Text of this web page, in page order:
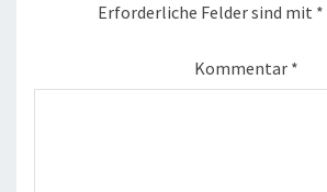
Erforderliche Felder sind mit *
Kommentar *